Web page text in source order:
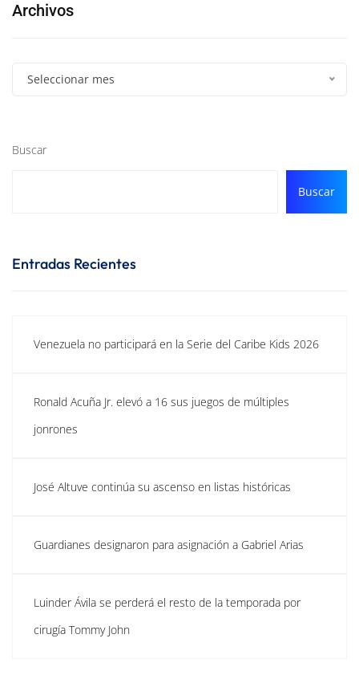
Archivos
Seleccionar mes
Buscar
Buscar
Entradas Recientes
Venezuela no participará en la Serie del Caribe Kids 2026
Ronald Acuña Jr. elevó a 16 sus juegos de múltiples
jonrones
José Altuve continúa su ascenso en listas históricas
Guardianes designaron para asignación a Gabriel Arias
Luinder Ávila se perderá el resto de la temporada por
cirugía Tommy John